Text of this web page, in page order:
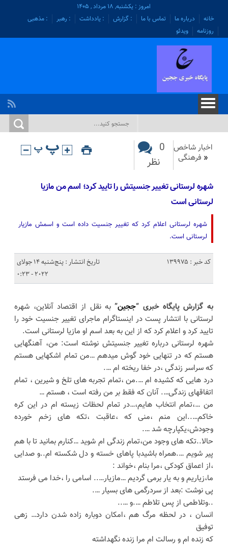
امروز : یکشنبه, ۱۸ مرداد , ۱۴۰۵
خانه
درباره ما تماس با ما : گزارش : یادداشت : رهبر
: مذهبی
روزنامه
ویدئو
اخبار شاخص
« فرهنگی
0
نظر
شهره لرستانی تغییر جنسیتش را تایید کرد؛ اسم من مازیا
لرستانی است
شهره لرستانی اعلام کرد که تغییر جنسیت داده است و اسمش مازیار
لرستانی است.
کد خبر : 139975
تاریخ انتشار : پنج‌شنبه 14 جولای
2022 - 0:23
به گزارش پایگاه خبری “ججین” به نقل از اقتصاد آنلاین، شهره
لرستانی با انتشار پست در اینستاگرام ماجرای تغییر جنسیت خود را
تایید کرد و اعلام کرد که از این به بعد اسم او مازیا لرستانی است.
شهره لرستانی درباره تغییر جنسیتش نوشته است: من، آهنگهایی
هستم که در تنهایی خود گوش میدهم …من تمام اشکهایی هستم
که سراسر زندگی ،در خفا ریخته ام ….
درد هایی که کشیده ام ….من ،تمام تجربه های تلخ و شیرین ، تمام
اتفاقهای زندگی…. آنان که فقط بر من رفته است ، هستم …
من …،تمام انتخاب هایم،…در تمام لحظات زیسته ام در این کره
خاکم…..این منم ،منی که ،عاقبت ،تکه های زخم خورده
وجودش،یکپارچه شد ….
حالا..تکه های وجود من،تمام زندگی ام شوید …کنارم بمانید تا با هم
پیر شویم ….همراه باشیدبا پاهای خسته و دل شکسته ام..و صدایی
،از اعماق کودکی ،مرا بنام ،خواند :
ما،زیاریم و به یار برمی گردیم …مازیار….. اسامی را ،خدا می فرستد
پی نوشت :بعد از سردرگمی های بسیار ….
..وتلاطمی از پس تلاطم ….و …..
انسان ، در لحظه مرگ هم ،امکان دوباره زاده شدن دارد… زهی
توفیق
که زنده ام و رسالت ام مرا زنده نگهداشته